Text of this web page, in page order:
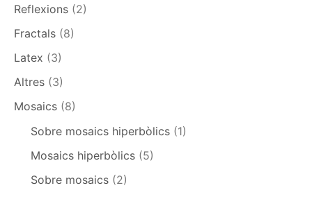
Reflexions (2)
Fractals (8)
Latex (3)
Altres (3)
Mosaics (8)
Sobre mosaics hiperbòlics (1)
Mosaics hiperbòlics (5)
Sobre mosaics (2)